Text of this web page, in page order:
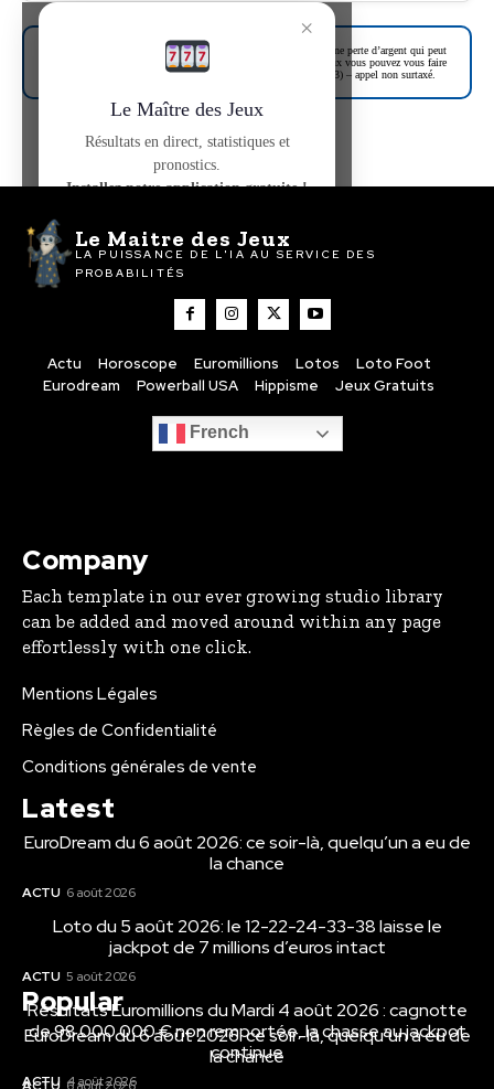
×
Le Maître des Jeux
Résultats en direct, statistiques et
pronostics.
Installez notre application gratuite !
Installer l'app
Les jeux d’argent et de hasard peuvent entrainer une dépendance, une perte d’argent qui peut
entrainer des conflits familiaux, si vous avez une addiction aux jeux vous pouvez vous faire
conseiller sur le site de JOUEUR-INFO-SERVICE (09 74 75 13 13) – appel non surtaxé.
Le Maitre des Jeux
LA PUISSANCE DE L'IA AU SERVICE DES
PROBABILITÉS
Actu Horoscope Euromillions Lotos
Loto Foot
Eurodream
Powerball USA Hippisme Jeux Gratuits
French
Company
Each template in our ever growing studio library
can be added and moved around within any page
effortlessly with one click.
Mentions Légales
Règles de Confidentialité
Conditions générales de vente
Latest
EuroDream du 6 août 2026: ce soir-là, quelqu’un a eu de
la chance
ACTU 6 août 2026
Loto du 5 août 2026: le 12-22-24-33-38 laisse le
jackpot de 7 millions d’euros intact
ACTU 5 août 2026
Résultats Euromillions du Mardi 4 août 2026 : cagnotte
de 98 000 000 € non remportée, la chasse au jackpot
continue
ACTU 4 août 2026
Popular
EuroDream du 6 août 2026: ce soir-là, quelqu’un a eu de
la chance